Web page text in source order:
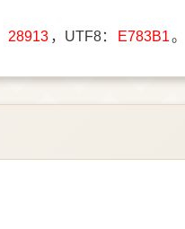
28913 ，UTF8： E783B1。